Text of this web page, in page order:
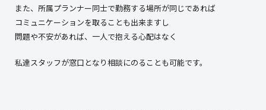
また、所属プランナー同士で勤務する場所が同じであれば
コミュニケーションを取ることも出来ますし
問題や不安があれば、一人で抱える心配はなく
私達スタッフが窓口となり相談にのることも可能です。